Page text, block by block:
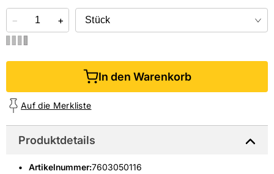
Online kaufen &kostenlos
− +
In den Warenkorb
Auf die Merkliste
Produktdetails
Artikelnummer:7603050116